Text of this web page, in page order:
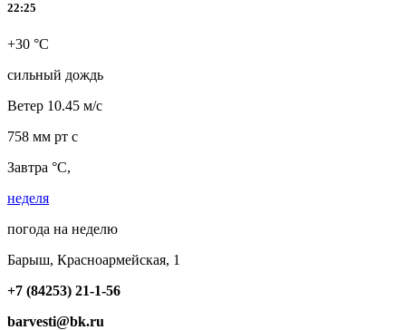
22:25
+30 °C
сильный дождь
Ветер 10.45 м/с
758 мм рт с
Завтра °C,
неделя
погода на неделю
Барыш, Красноармейская, 1
+7 (84253) 21-1-56
barvesti@bk.ru